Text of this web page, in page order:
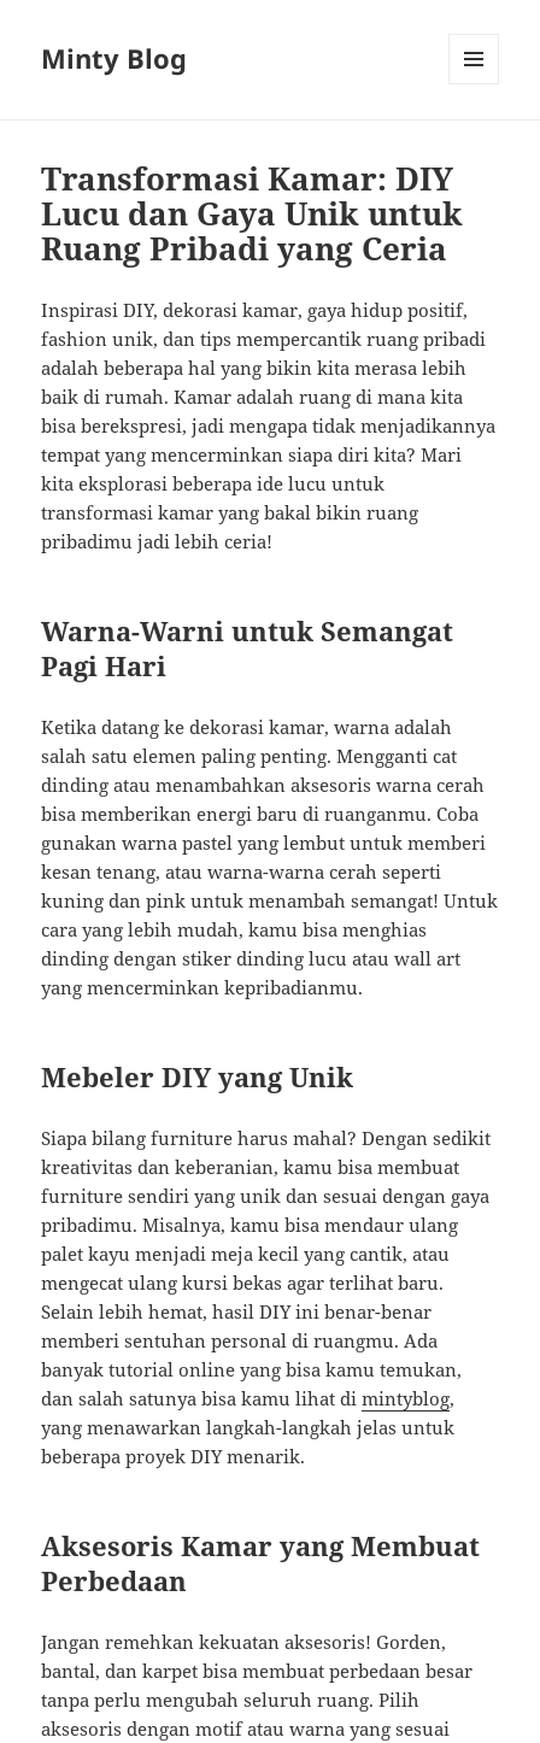
Minty Blog
Transformasi Kamar: DIY
Lucu dan Gaya Unik untuk
Ruang Pribadi yang Ceria
Inspirasi DIY, dekorasi kamar, gaya hidup positif,
fashion unik, dan tips mempercantik ruang pribadi
adalah beberapa hal yang bikin kita merasa lebih
baik di rumah. Kamar adalah ruang di mana kita
bisa berekspresi, jadi mengapa tidak menjadikannya
tempat yang mencerminkan siapa diri kita? Mari
kita eksplorasi beberapa ide lucu untuk
transformasi kamar yang bakal bikin ruang
pribadimu jadi lebih ceria!
Warna-Warni untuk Semangat
Pagi Hari
Ketika datang ke dekorasi kamar, warna adalah
salah satu elemen paling penting. Mengganti cat
dinding atau menambahkan aksesoris warna cerah
bisa memberikan energi baru di ruanganmu. Coba
gunakan warna pastel yang lembut untuk memberi
kesan tenang, atau warna-warna cerah seperti
kuning dan pink untuk menambah semangat! Untuk
cara yang lebih mudah, kamu bisa menghias
dinding dengan stiker dinding lucu atau wall art
yang mencerminkan kepribadianmu.
Mebeler DIY yang Unik
Siapa bilang furniture harus mahal? Dengan sedikit
kreativitas dan keberanian, kamu bisa membuat
furniture sendiri yang unik dan sesuai dengan gaya
pribadimu. Misalnya, kamu bisa mendaur ulang
palet kayu menjadi meja kecil yang cantik, atau
mengecat ulang kursi bekas agar terlihat baru.
Selain lebih hemat, hasil DIY ini benar-benar
memberi sentuhan personal di ruangmu. Ada
banyak tutorial online yang bisa kamu temukan,
dan salah satunya bisa kamu lihat dimintyblog,
yang menawarkan langkah-langkah jelas untuk
beberapa proyek DIY menarik.
Aksesoris Kamar yang Membuat
Perbedaan
Jangan remehkan kekuatan aksesoris! Gorden,
bantal, dan karpet bisa membuat perbedaan besar
tanpa perlu mengubah seluruh ruang. Pilih
aksesoris dengan motif atau warna yang sesuai